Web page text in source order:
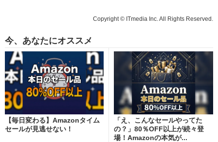
Copyright © ITmedia Inc. All Rights Reserved.
今、あなたにオススメ
【毎日変わる】Amazonタイム
セールが見逃せない！
「え、こんなセールやってた
の？」80％OFF以上が続々登
場！Amazonの本気が...